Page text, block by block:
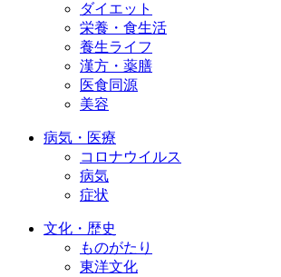
ダイエット
栄養・食生活
養生ライフ
漢方・薬膳
医食同源
美容
病気・医療
コロナウイルス
病気
症状
文化・歴史
ものがたり
東洋文化